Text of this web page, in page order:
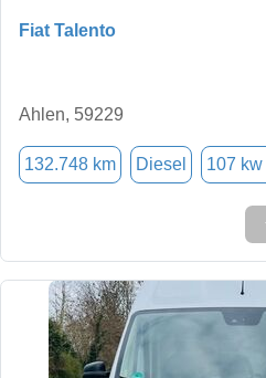
Fiat Talento
Ahlen, 59229
132.748 km Diesel 107